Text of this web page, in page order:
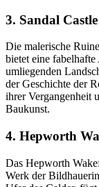
3. Sandal Castle
Die malerische
bietet eine
umliegenden
der Geschichte der
ihrer Vergangenheit
Baukunst.
4. Hepworth
Das Hepworth
Werk der